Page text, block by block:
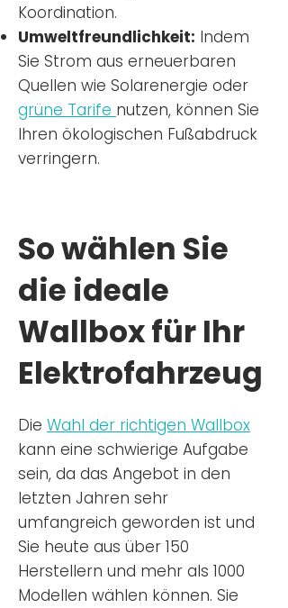
Koordination.
Umweltfreundlichkeit: Indem
Sie Strom aus erneuerbaren
Quellen wie Solarenergie oder
grüne Tarife nutzen, können Sie
Ihren ökologischen Fußabdruck
verringern.
So wählen Sie
die ideale
Wallbox für Ihr
Elektrofahrzeug
Die Wahl der richtigen Wallbox
kann eine schwierige Aufgabe
sein, da das Angebot in den
letzten Jahren sehr
umfangreich geworden ist und
Sie heute aus über 150
Herstellern und mehr als 1000
Modellen wählen können. Sie